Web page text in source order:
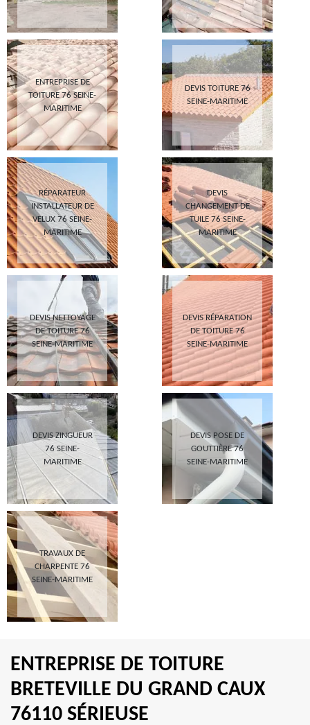
ENTREPRISE DE
TOITURE 76 SEINE-
MARITIME
DEVIS TOITURE 76
SEINE-MARITIME
RÉPARATEUR
INSTALLATEUR DE
VELUX 76 SEINE-
MARITIME
DEVIS
CHANGEMENT DE
TUILE 76 SEINE-
MARITIME
DEVIS NETTOYAGE
DE TOITURE 76
SEINE-MARITIME
DEVIS RÉPARATION
DE TOITURE 76
SEINE-MARITIME
DEVIS ZINGUEUR
76 SEINE-
MARITIME
DEVIS POSE DE
GOUTTIÈRE 76
SEINE-MARITIME
TRAVAUX DE
CHARPENTE 76
SEINE-MARITIME
ENTREPRISE DE TOITURE
BRETEVILLE DU GRAND CAUX
76110 SÉRIEUSE